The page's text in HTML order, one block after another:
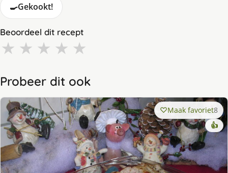
🍳Gekookt!
Beoordeel dit recept
★ ★ ★ ★ ★
Probeer dit ook
Maak favoriet8
👍